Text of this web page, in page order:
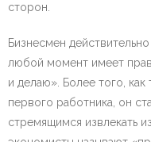
сторон.
Бизнесмен
любой момент имеет
и делаю». Более того,
первого работника, он
стремящимся извлекать